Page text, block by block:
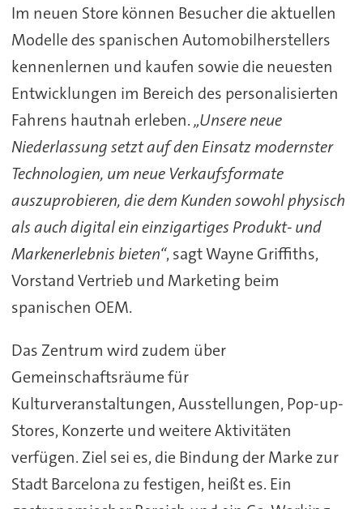
Im neuen Store können Besucher die aktuellen
Modelle des spanischen Automobilherstellers
kennenlernen und kaufen sowie die neuesten
Entwicklungen im Bereich des personalisierten
Fahrens hautnah erleben.„Unsere neue
Niederlassung setzt auf den Einsatz modernster
Technologien, um neue Verkaufsformate
auszuprobieren, die dem Kunden sowohl physisch
als auch digital ein einzigartiges Produkt- und
Markenerlebnis bieten“, sagt Wayne Griffiths,
Vorstand Vertrieb und Marketing beim
spanischen OEM.
Das Zentrum wird zudem über
Gemeinschaftsräume für
Kulturveranstaltungen, Ausstellungen, Pop-up-
Stores, Konzerte und weitere Aktivitäten
verfügen. Ziel sei es, die Bindung der Marke zur
Stadt Barcelona zu festigen, heißt es. Ein